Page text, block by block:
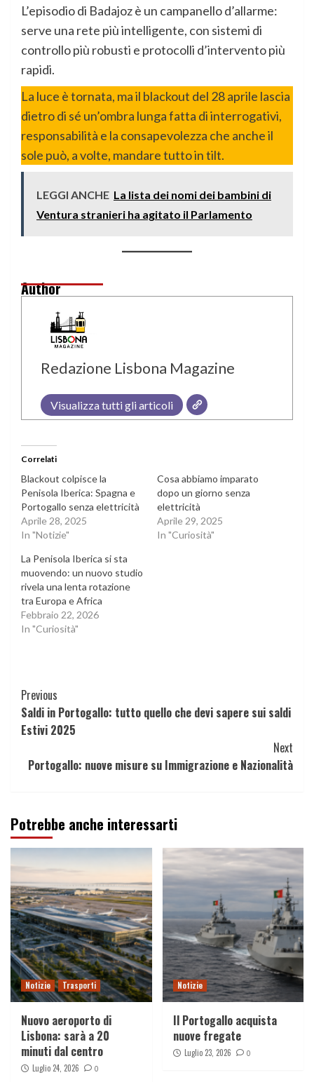
L’episodio di Badajoz è un campanello d’allarme:
serve una rete più intelligente, con sistemi di
controllo più robusti e protocolli d’intervento più
rapidi.
La luce è tornata, ma il blackout del 28 aprile lascia
dietro di sé un’ombra lunga fatta di interrogativi,
responsabilità e la consapevolezza che anche il
sole può, a volte, mandare tutto in tilt.
LEGGI ANCHE La lista dei nomi dei bambini di
Ventura stranieri ha agitato il Parlamento
Author
Redazione Lisbona Magazine
Visualizza tutti gli articoli
Correlati
Blackout colpisce la
Penisola Iberica: Spagna e
Portogallo senza elettricità
Aprile 28, 2025
In "Notizie"
Cosa abbiamo imparato
dopo un giorno senza
elettricità
Aprile 29, 2025
In "Curiosità"
La Penisola Iberica si sta
muovendo: un nuovo studio
rivela una lenta rotazione
tra Europa e Africa
Febbraio 22, 2026
In "Curiosità"
Continue
Reading
Previous
Saldi in Portogallo: tutto quello che devi sapere sui saldi
Estivi 2025
Next
Portogallo: nuove misure su Immigrazione e Nazionalità
Potrebbe anche interessarti
Notizie Trasporti
Nuovo aeroporto di
Lisbona: sarà a 20
minuti dal centro
Luglio 24, 2026 0
Notizie
Il Portogallo acquista
nuove fregate
Luglio 23, 2026 0